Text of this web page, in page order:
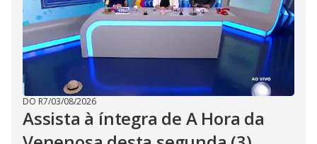
DO R7/03/08/2026
Assista à íntegra de A Hora da